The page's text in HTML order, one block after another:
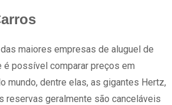
das maiores empresas de aluguel de
é possível comparar preços em
mundo, dentre elas, as gigantes Hertz,
reservas geralmente são canceláveis